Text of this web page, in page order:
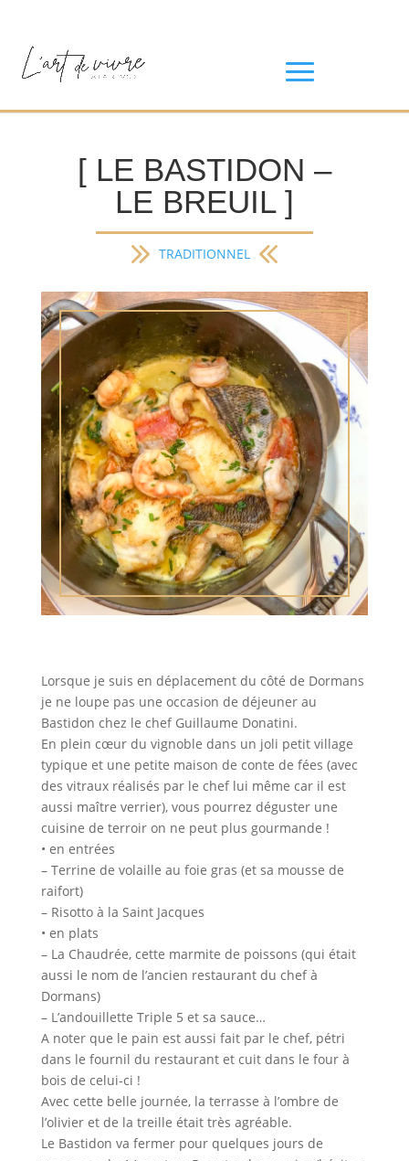
[ LE BASTIDON –
LE BREUIL ]
TRADITIONNEL
Lorsque je suis en déplacement du côté de Dormans
je ne loupe pas une occasion de déjeuner au
Bastidon chez le chef Guillaume Donatini.
En plein cœur du vignoble dans un joli petit village
typique et une petite maison de conte de fées (avec
des vitraux réalisés par le chef lui même car il est
aussi maître verrier), vous pourrez déguster une
cuisine de terroir on ne peut plus gourmande !
• en entrées
– Terrine de volaille au foie gras (et sa mousse de
raifort)
– Risotto à la Saint Jacques
• en plats
– La Chaudrée, cette marmite de poissons (qui était
aussi le nom de l’ancien restaurant du chef à
Dormans)
– L’andouillette Triple 5 et sa sauce…
A noter que le pain est aussi fait par le chef, pétri
dans le fournil du restaurant et cuit dans le four à
bois de celui-ci !
Avec cette belle journée, la terrasse à l’ombre de
l’olivier et de la treille était très agréable.
Le Bastidon va fermer pour quelques jours de